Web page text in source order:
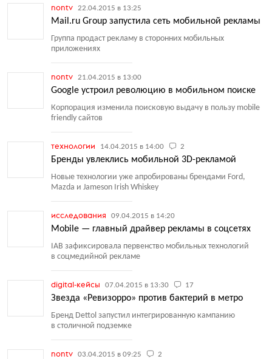
nontv 22.04.2015 в 13:25
Mail.ru Group запустила сеть мобильной рекламы
Группа продаст рекламу в сторонних мобильных
приложениях
nontv 21.04.2015 в 13:00
Google устроил революцию в мобильном поиске
Корпорация изменила поисковую выдачу в пользу mobile
friendly сайтов
технологии 14.04.2015 в 14:00 2
Бренды увлеклись мобильной 3D-рекламой
Новые технологии уже апробированы брендами Ford,
Mazda и Jameson Irish Whiskey
исследования 09.04.2015 в 14:20
Mobile — главный драйвер рекламы в соцсетях
IAB зафиксировала первенство мобильных технологий
в соцмедийной рекламе
digital-кейсы 07.04.2015 в 13:30 17
Звезда «Ревизорро» против бактерий в метро
Бренд Dettol запустил интегрированную кампанию
в столичной подземке
nontv 03.04.2015 в 09:25 2